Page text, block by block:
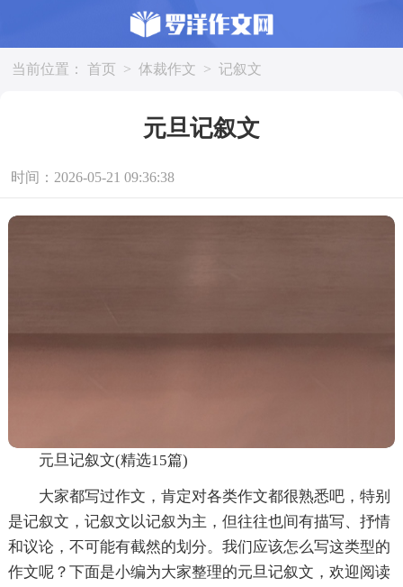
当前位置： 首页 > 体裁作文 > 记叙文
元旦记叙文
时间：2026-05-21 09:36:38
元旦记叙文(精选15篇)
大家都写过作文，肯定对各类作文都很熟悉吧，特别
是记叙文，记叙文以记叙为主，但往往也间有描写、抒情
和议论，不可能有截然的划分。我们应该怎么写这类型的
作文呢？下面是小编为大家整理的元旦记叙文，欢迎阅读